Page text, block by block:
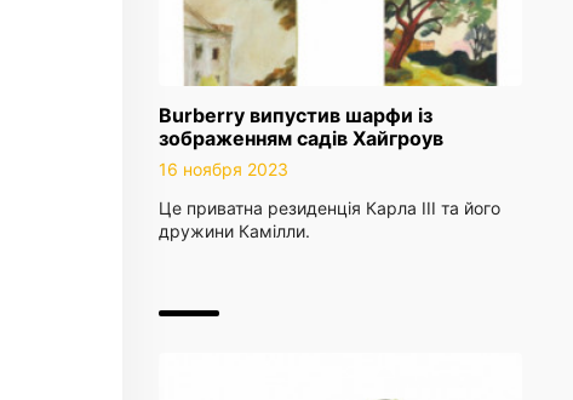
Burberry випустив шарфи із
зображенням садів Хайгроув
16 ноября 2023
Це приватна резиденція Карла III та його
дружини Камілли.